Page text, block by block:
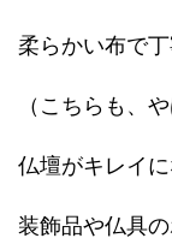
柔らかい布で
（こちらも、
仏壇がキレイに
装飾品や仏具